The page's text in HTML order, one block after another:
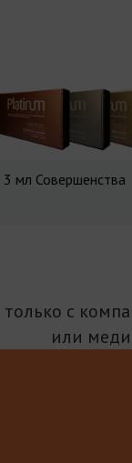
3 мл Совершенства
с
или